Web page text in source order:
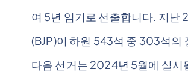
여 5년 임기로 선출합니다. 지난
(BJP)이 하원 543석 중 303석의
다음 선거는 2024년 5월에 실시